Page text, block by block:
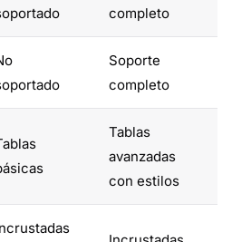
completo
Soporte
completo
Tablas
avanzadas
con estilos